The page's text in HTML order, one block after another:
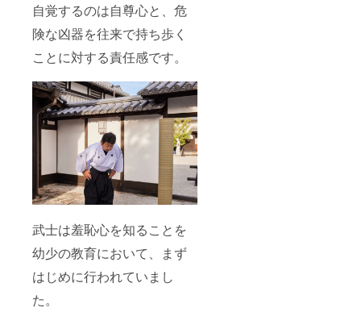
自覚するのは自尊心と、危
険な凶器を往来で持ち歩く
ことに対する責任感です。
武士は羞恥心を知ることを
幼少の教育において、まず
はじめに行われていまし
た。